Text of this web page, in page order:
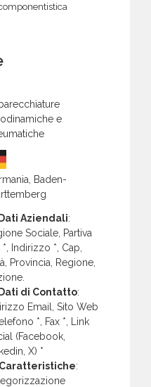
e
Baden-
Dati Aziendali:
Sociale, Partiva
*, Indirizzo *, Cap,
Provincia, Regione,
Dati di Contatto:
Email, Sito Web
*, Fax *, Link
(Facebook,
X) *
Caratteristiche: